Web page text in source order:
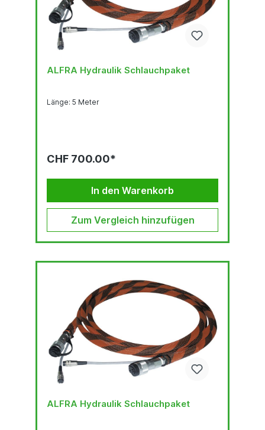
ALFRA Hydraulik Schlauchpaket
Länge: 5 Meter
CHF 700.00*
In den Warenkorb
Zum Vergleich hinzufügen
ALFRA Hydraulik Schlauchpaket